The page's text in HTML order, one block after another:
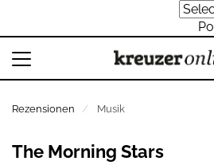
Rezensionen Musik
The Morning Stars